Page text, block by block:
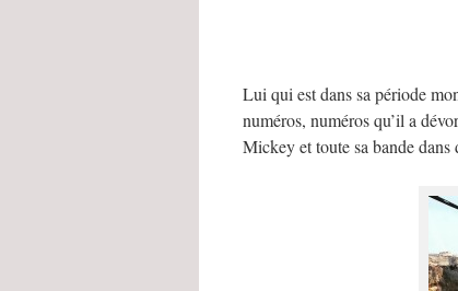
Lui qui est dans sa période
numéros, numéros qu’il a
Mickey et toute sa bande